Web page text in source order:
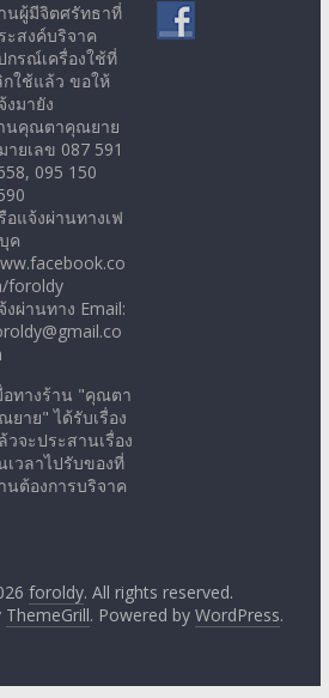
นผู้มีจิตศรัทธาที่
ะสงค์บริจาค
กรณ์เครื่องใช้ที่
กใช้แล้ว ขอให้
งมายัง
นคุณตาคุณยาย
ายเลข 087 591
095 150
อแจ้งผ่านทางเฟ
ค
foroldy
งผ่านทาง Email:
อทางร้าน "คุณตา
ยาย" ได้รับเรื่อง
วจะประสานเรื่อง
เวลาไปรับของที่
นต้องการบริจาค
foroldy. All rights reserved.
ThemeGrill. Powered by WordPress.